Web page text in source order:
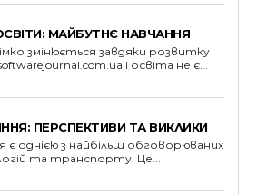
МАЙБУТНЄ НАВЧАННЯ
змінюється завдяки розвитку
технологій, softwarejournal.com.ua і освіта не є...
ПЕРСПЕКТИВИ ТА ВИКЛИКИ
однією з найбільш обговорюваних
та транспорту. Це...